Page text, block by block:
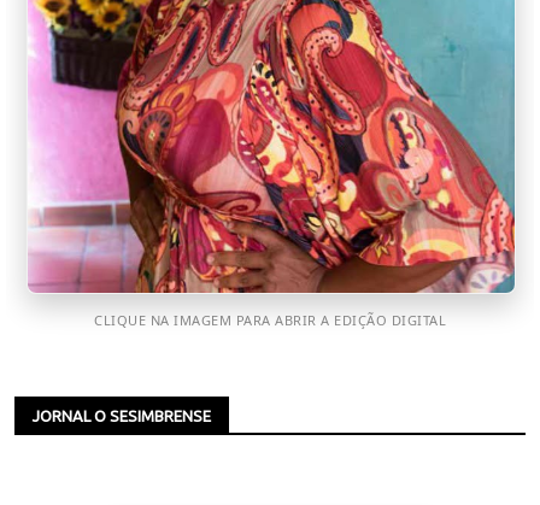
CLIQUE NA IMAGEM PARA ABRIR A EDIÇÃO DIGITAL
JORNAL O SESIMBRENSE